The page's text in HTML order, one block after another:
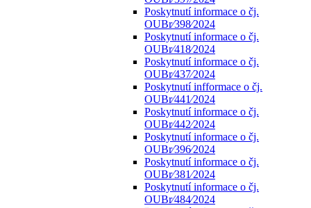
Poskytnutí informace o čj.
OUBr⁄398⁄2024
Poskytnutí informace o čj.
OUBr⁄418⁄2024
Poskytnutí informace o čj.
OUBr⁄437⁄2024
Poskytnutí infformace o čj.
OUBr⁄441⁄2024
Poskytnutí informace o čj.
OUBr⁄442⁄2024
Poskytnutí informace o čj.
OUBr⁄396⁄2024
Poskytnutí informace o čj.
OUBr⁄381⁄2024
Poskytnutí informace o čj.
OUBr⁄484⁄2024